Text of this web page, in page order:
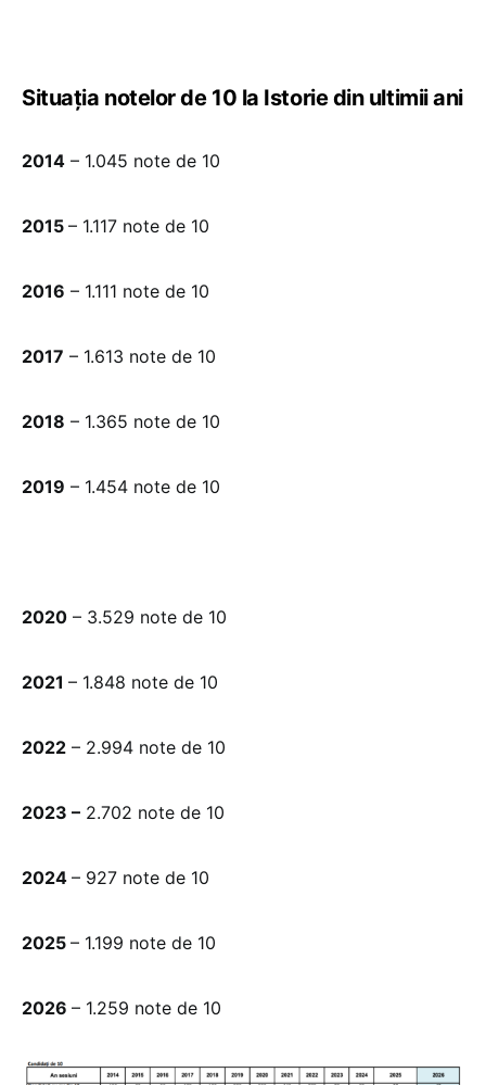
Situația notelor de 10 la Istorie din ultimii ani
2014 – 1.045 note de 10
2015 – 1.117 note de 10
2016 – 1.111 note de 10
2017 – 1.613 note de 10
2018 – 1.365 note de 10
2019 – 1.454 note de 10
2020 – 3.529 note de 10
2021 – 1.848 note de 10
2022 – 2.994 note de 10
2023 – 2.702 note de 10
2024 – 927 note de 10
2025 – 1.199 note de 10
2026 – 1.259 note de 10